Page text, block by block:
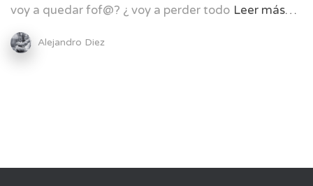
voy a quedar fof@? ¿ voy a perder todo Leer más…
Alejandro Diez